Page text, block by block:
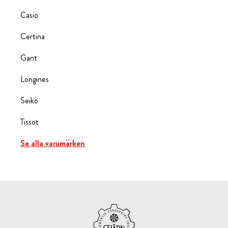
Casio
Certina
Gant
Longines
Seiko
Tissot
Se alla varumärken